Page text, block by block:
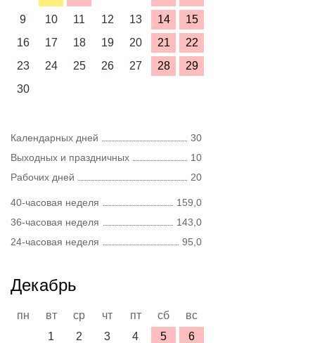
9
10 11 12 13 14
15
16
17 18 19 20 21
22
23
24 25 26 27 28
29
30
Календарных дней
30
Выходных и праздничных
10
Рабочих дней
20
40-часовая неделя
159,0
36-часовая неделя
143,0
24-часовая неделя
95,0
Декабрь
пн вт ср чт пт сб
вс
1
2 3 4 5
6